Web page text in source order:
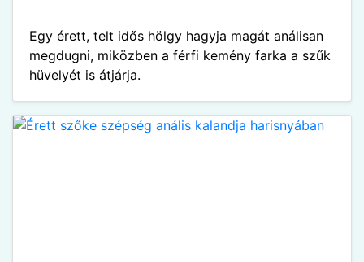
Egy érett, telt idős hölgy hagyja magát análisan
megdugni, miközben a férfi kemény farka a szűk
hüvelyét is átjárja.